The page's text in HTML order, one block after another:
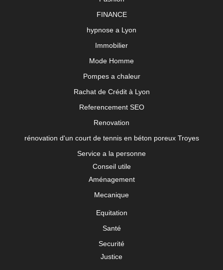
FINANCE
hypnose a Lyon
Immobilier
Mode Homme
Pompes a chaleur
Rachat de Crédit à Lyon
Referencement SEO
Renovation
rénovation d'un court de tennis en béton poreux Troyes
Service a la personne
Conseil utile
Aménagement
Mecanique
Equitation
Santé
Securité
Justice